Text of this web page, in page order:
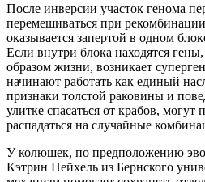
После инверсии участок генома
перемешиваться при
оказывается запертой в одном
Если внутри блока находятся
образом жизни, возникает
начинают работать как единый
признаки толстой раковины и
улитке спасаться от крабов, могут
распадаться на случайные
У колюшек, по предположению
Кэтрин Пейхель из Бернского